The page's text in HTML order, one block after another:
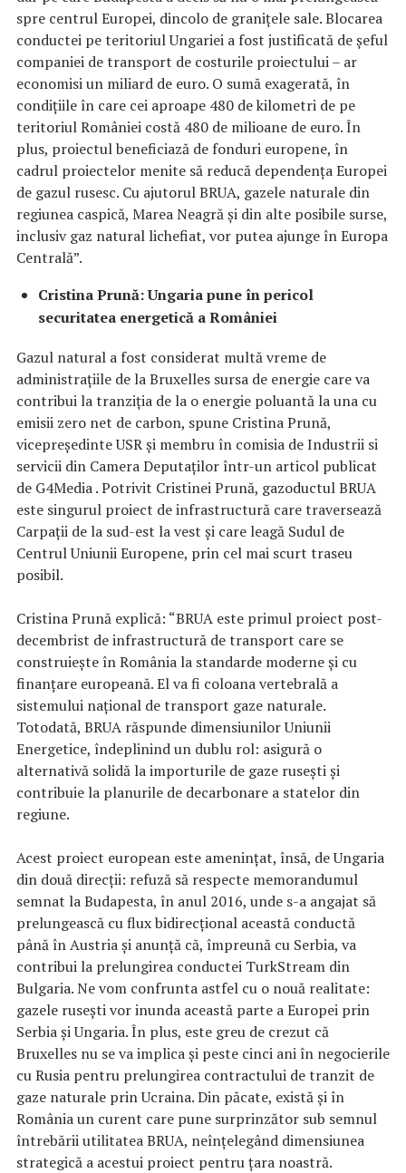
spre centrul Europei, dincolo de granițele sale. Blocarea
conductei pe teritoriul Ungariei a fost justificată de șeful
companiei de transport de costurile proiectului – ar
economisi un miliard de euro. O sumă exagerată, în
condițiile în care cei aproape 480 de kilometri de pe
teritoriul României costă 480 de milioane de euro. În
plus, proiectul beneficiază de fonduri europene, în
cadrul proiectelor menite să reducă dependența Europei
de gazul rusesc. Cu ajutorul BRUA, gazele naturale din
regiunea caspică, Marea Neagră și din alte posibile surse,
inclusiv gaz natural lichefiat, vor putea ajunge în Europa
Centrală”.
Cristina Prună: Ungaria pune în pericol
securitatea energetică a României
Gazul natural a fost considerat multă vreme de
administrațiile de la Bruxelles sursa de energie care va
contribui la tranziția de la o energie poluantă la una cu
emisii zero net de carbon, spune Cristina Prună,
vicepreședinte USR și membru în comisia de Industrii si
servicii din Camera Deputaților într-un articol publicat
de G4Media . Potrivit Cristinei Prună, gazoductul BRUA
este singurul proiect de infrastructură care traversează
Carpații de la sud-est la vest și care leagă Sudul de
Centrul Uniunii Europene, prin cel mai scurt traseu
posibil.
Cristina Prună explică: “BRUA este primul proiect post-
decembrist de infrastructură de transport care se
construiește în România la standarde moderne și cu
finanțare europeană. El va fi coloana vertebrală a
sistemului național de transport gaze naturale.
Totodată, BRUA răspunde dimensiunilor Uniunii
Energetice, îndeplinind un dublu rol: asigură o
alternativă solidă la importurile de gaze rusești și
contribuie la planurile de decarbonare a statelor din
regiune.
Acest proiect european este amenințat, însă, de Ungaria
din două direcții: refuză să respecte memorandumul
semnat la Budapesta, în anul 2016, unde s-a angajat să
prelungească cu flux bidirecțional această conductă
până în Austria și anunță că, împreună cu Serbia, va
contribui la prelungirea conductei TurkStream din
Bulgaria. Ne vom confrunta astfel cu o nouă realitate:
gazele rusești vor inunda această parte a Europei prin
Serbia și Ungaria. În plus, este greu de crezut că
Bruxelles nu se va implica și peste cinci ani în negocierile
cu Rusia pentru prelungirea contractului de tranzit de
gaze naturale prin Ucraina. Din păcate, există și în
România un curent care pune surprinzător sub semnul
întrebării utilitatea BRUA, neînțelegând dimensiunea
strategică a acestui proiect pentru țara noastră.